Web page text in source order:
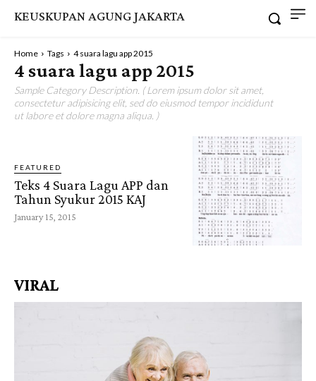
KEUSKUPAN AGUNG JAKARTA
Home Tags 4 suara lagu app 2015
4 suara lagu app 2015
Sample Category Description. ( Lorem ipsum dolor sit amet,
consectetur adipisicing elit, sed do eiusmod tempor incididunt
ut labore et dolore magna aliqua. )
FEATURED
Teks 4 Suara Lagu APP dan
Tahun Syukur 2015 KAJ
January 15, 2015
VIRAL